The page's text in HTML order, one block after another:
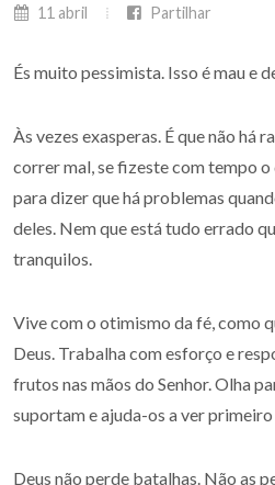
11 abril Partilhar
És muito pessimista. Isso é mau e
Às vezes exasperas. É que não há
correr mal, se fizeste com tempo
para dizer que há problemas
deles. Nem que está tudo errado
tranquilos.
Vive com o otimismo da fé, como
Deus. Trabalha com esforço e
frutos nas mãos do Senhor. Olha
suportam e ajuda-os a ver primeiro
Deus não perde batalhas. Não as